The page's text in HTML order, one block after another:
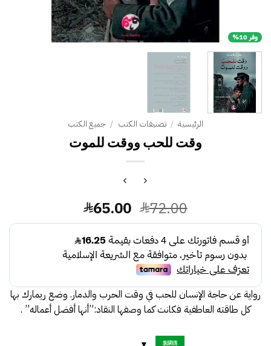
وفر 10%
الرئيسية / تصنيفات الكتب / جميع الكتب
72.00 السعر
الأصلي
هو:
72.00.
65.00 السعر
الحالي
هو:
65.00.
رواية عن حاجة الإنسان للحب في وقت الحرب والدمار. وضع ريمارك بها
كل طاقته العاطفية فكانت كما وصفها النقاد:”أنها أفضل أعماله” .